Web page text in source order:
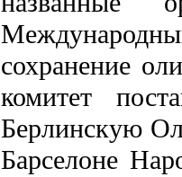
сохранение
комитет
Берлинскую
Барселоне